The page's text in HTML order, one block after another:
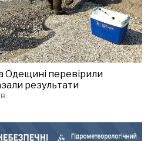
Одещині перевірили
результати